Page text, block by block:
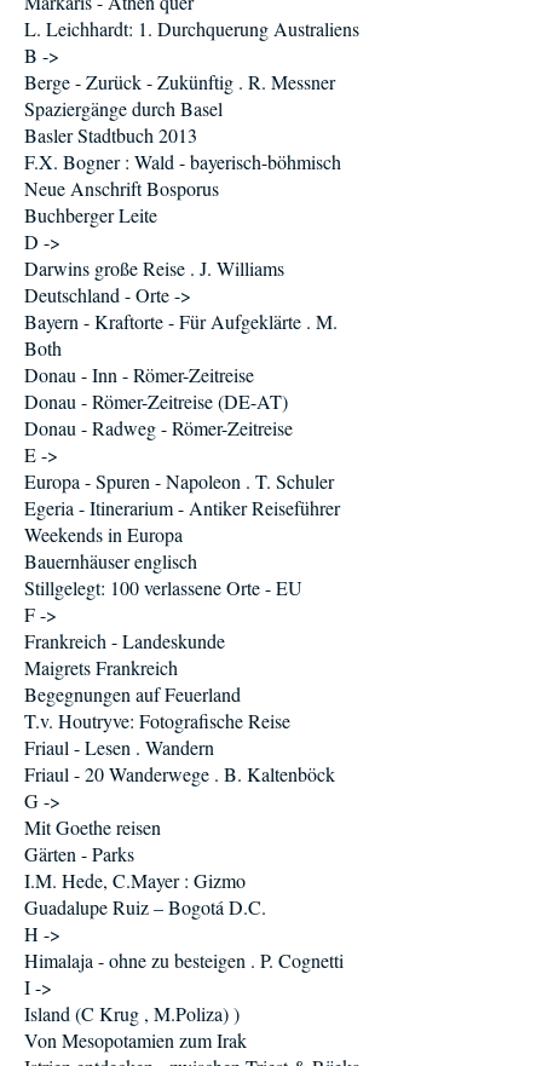
L. Leichhardt: 1. Durchquerung Australiens
B ->
Berge - Zurück - Zukünftig . R. Messner
Spaziergänge durch Basel
Basler Stadtbuch 2013
F.X. Bogner : Wald - bayerisch-böhmisch
Neue Anschrift Bosporus
Buchberger Leite
D ->
Darwins große Reise . J. Williams
Deutschland - Orte ->
Bayern - Kraftorte - Für Aufgeklärte . M.
Both
Donau - Inn - Römer-Zeitreise
Donau - Römer-Zeitreise (DE-AT)
Donau - Radweg - Römer-Zeitreise
E ->
Europa - Spuren - Napoleon . T. Schuler
Egeria - Itinerarium - Antiker Reiseführer
Weekends in Europa
Bauernhäuser englisch
Stillgelegt: 100 verlassene Orte - EU
F ->
Frankreich - Landeskunde
Maigrets Frankreich
Begegnungen auf Feuerland
T.v. Houtryve: Fotografische Reise
Friaul - Lesen . Wandern
Friaul - 20 Wanderwege . B. Kaltenböck
G ->
Mit Goethe reisen
Gärten - Parks
I.M. Hede, C.Mayer : Gizmo
Guadalupe Ruiz – Bogotá D.C.
H ->
Himalaja - ohne zu besteigen . P. Cognetti
I ->
Island (C Krug , M.Poliza) )
Von Mesopotamien zum Irak